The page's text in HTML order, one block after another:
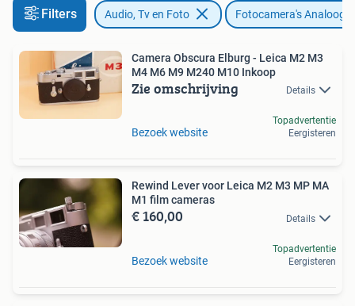
Filters Audio, Tv en Foto Fotocamera's Analoog
Camera Obscura Elburg - Leica M2 M3
M4 M6 M9 M240 M10 Inkoop
Zie omschrijving Details
Bezoek website
Topadvertentie
Eergisteren
Rewind Lever voor Leica M2 M3 MP MA
M1 film cameras
€ 160,00 Details
Bezoek website
Topadvertentie
Eergisteren